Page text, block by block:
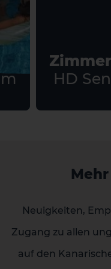
2
Zimmer
HD
Neuigkeiten,
Zugang zu allen
auf den